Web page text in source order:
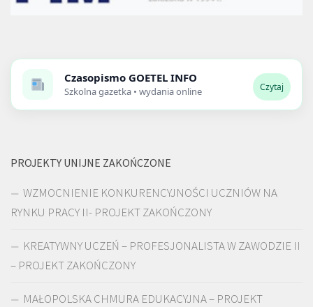
Czasopismo GOETEL INFO
Szkolna gazetka • wydania online Czytaj
PROJEKTY UNIJNE ZAKOŃCZONE
WZMOCNIENIE KONKURENCYJNOŚCI UCZNIÓW NA
RYNKU PRACY II- PROJEKT ZAKOŃCZONY
KREATYWNY UCZEŃ – PROFESJONALISTA W ZAWODZIE II
– PROJEKT ZAKOŃCZONY
MAŁOPOLSKA CHMURA EDUKACYJNA – PROJEKT